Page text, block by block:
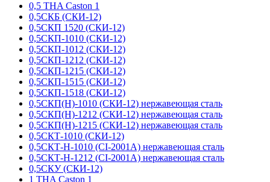
0,5 THA Caston 1
0,5СКБ (СКИ-12)
0,5СКП 1520 (СКИ-12)
0,5СКП-1010 (СКИ-12)
0,5СКП-1012 (СКИ-12)
0,5СКП-1212 (СКИ-12)
0,5СКП-1215 (СКИ-12)
0,5СКП-1515 (СКИ-12)
0,5СКП-1518 (СКИ-12)
0,5СКП(Н)-1010 (СКИ-12) нержавеющая сталь
0,5СКП(Н)-1212 (СКИ-12) нержавеющая сталь
0,5СКП(Н)-1215 (СКИ-12) нержавеющая сталь
0,5СКТ-1010 (СКИ-12)
0,5СКТ-Н-1010 (CI-2001A) нержавеющая сталь
0,5СКТ-Н-1212 (CI-2001A) нержавеющая сталь
0,5СКУ (СКИ-12)
1 THA Caston 1